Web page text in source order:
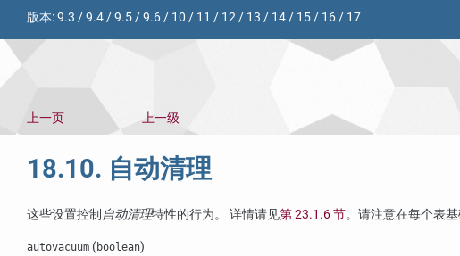
版本:9.3 /9.4/9.5/9.6/ 10 / 11 / 12/ 13 / 14/ 15/ 16/ 17
上一页
上一级
18.10. 自动清理
这些设置控制 自动清理特性的行为。 详情请见第 23.1.6 节。请注意在每个表
autovacuum (boolean)